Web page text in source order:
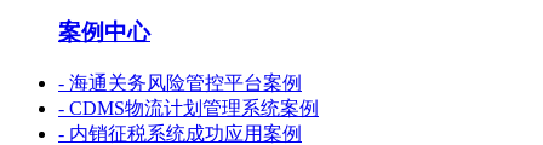
案例中心
- 海通关务风险管控平台案例
- CDMS物流计划管理系统案例
- 内销征税系统成功应用案例